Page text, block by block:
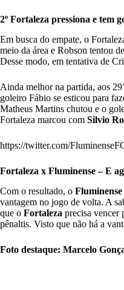
2º Fortaleza pressiona e tem
Em busca do empate, o
meio da área e Robson tentou
Desse modo, em tentativa de
Ainda melhor na partida, aos
goleiro Fábio se esticou para
Matheus Martins chutou e o
Fortaleza marcou com Silvio
https://twitter.com/
Fortaleza x Fluminense – E
Com o resultado, o Fluminense
vantagem no jogo de volta. A
que o Fortaleza precisa vencer
pênaltis. Visto que não há a
Foto destaque: Marcelo